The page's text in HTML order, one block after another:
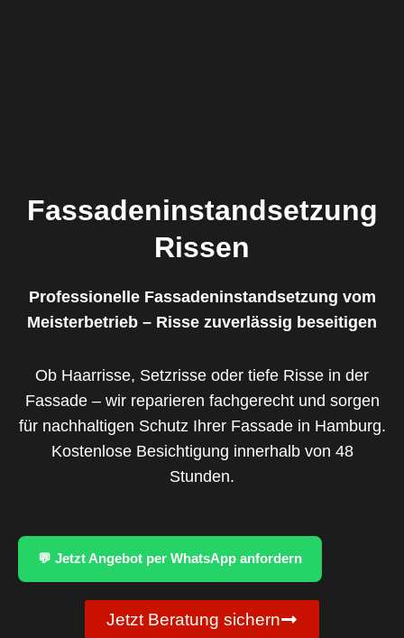
Fassadeninstandsetzung
Rissen
Professionelle Fassadeninstandsetzung vom
Meisterbetrieb – Risse zuverlässig beseitigen
Ob Haarrisse, Setzrisse oder tiefe Risse in der
Fassade – wir reparieren fachgerecht und sorgen
für nachhaltigen Schutz Ihrer Fassade in Hamburg.
Kostenlose Besichtigung innerhalb von 48
Stunden.
💬 Jetzt Angebot per WhatsApp anfordern
Jetzt Beratung sichern